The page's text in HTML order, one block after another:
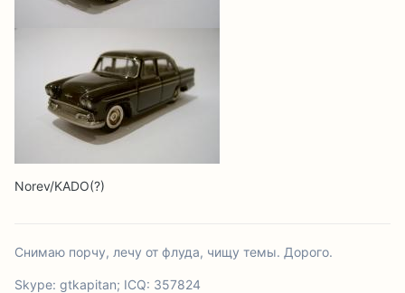
Norev/KADO(?)
Снимаю порчу, лечу от флуда, чищу темы. Дорого.
Skype: gtkapitan; ICQ: 357824